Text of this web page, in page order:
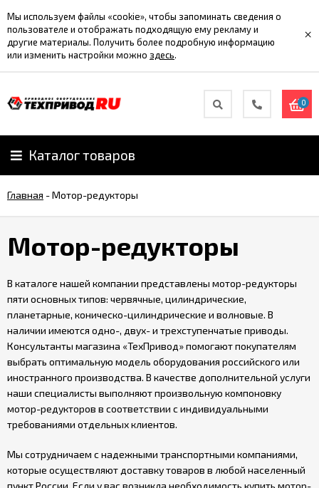
Мы используем файлы «cookie», чтобы запоминать сведения о
пользователе и отображать подходящую ему рекламу и
другие материалы. Получить более подробную информацию
или изменить настройки можно здесь.
×
0
Каталог товаров
Главная -Мотор-редукторы
Мотор-редукторы
В каталоге нашей компании представлены мотор-редукторы
пяти основных типов: червячные, цилиндрические,
планетарные, коническо-цилиндрические и волновые. В
наличии имеются одно-, двух- и трехступенчатые приводы.
Консультанты магазина «ТехПривод» помогают покупателям
выбрать оптимальную модель оборудования российского или
иностранного производства. В качестве дополнительной услуги
наши специалисты выполняют произвольную компоновку
мотор-редукторов в соответствии с индивидуальными
требованиями отдельных клиентов.
Мы сотрудничаем с надежными транспортными компаниями,
которые осуществляют доставку товаров в любой населенный
пункт России. Если у вас возникла необходимость купить мотор-